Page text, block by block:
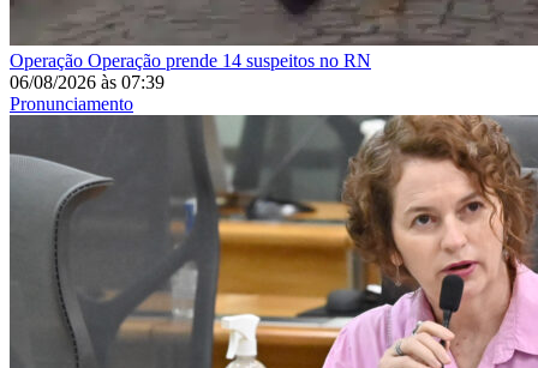
Operação Operação prende 14 suspeitos no RN
06/08/2026 às 07:39
Pronunciamento